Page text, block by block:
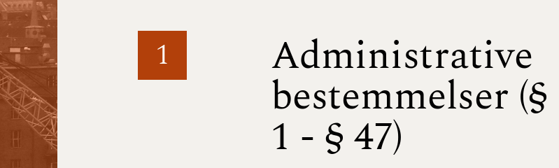
1 Administrative
bestemmelser (§
1 - § 47)